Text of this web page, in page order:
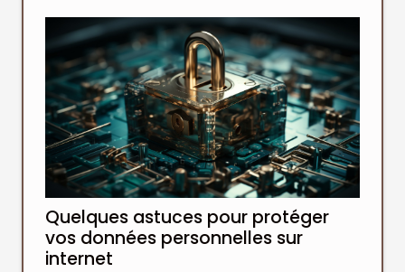
Quelques astuces pour protéger
vos données personnelles sur
internet